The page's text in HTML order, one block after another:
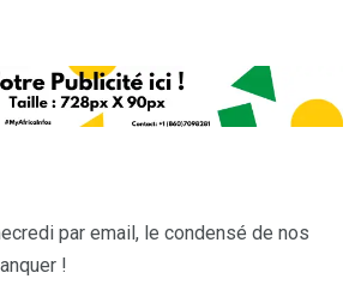
par email, le condensé de nos
!